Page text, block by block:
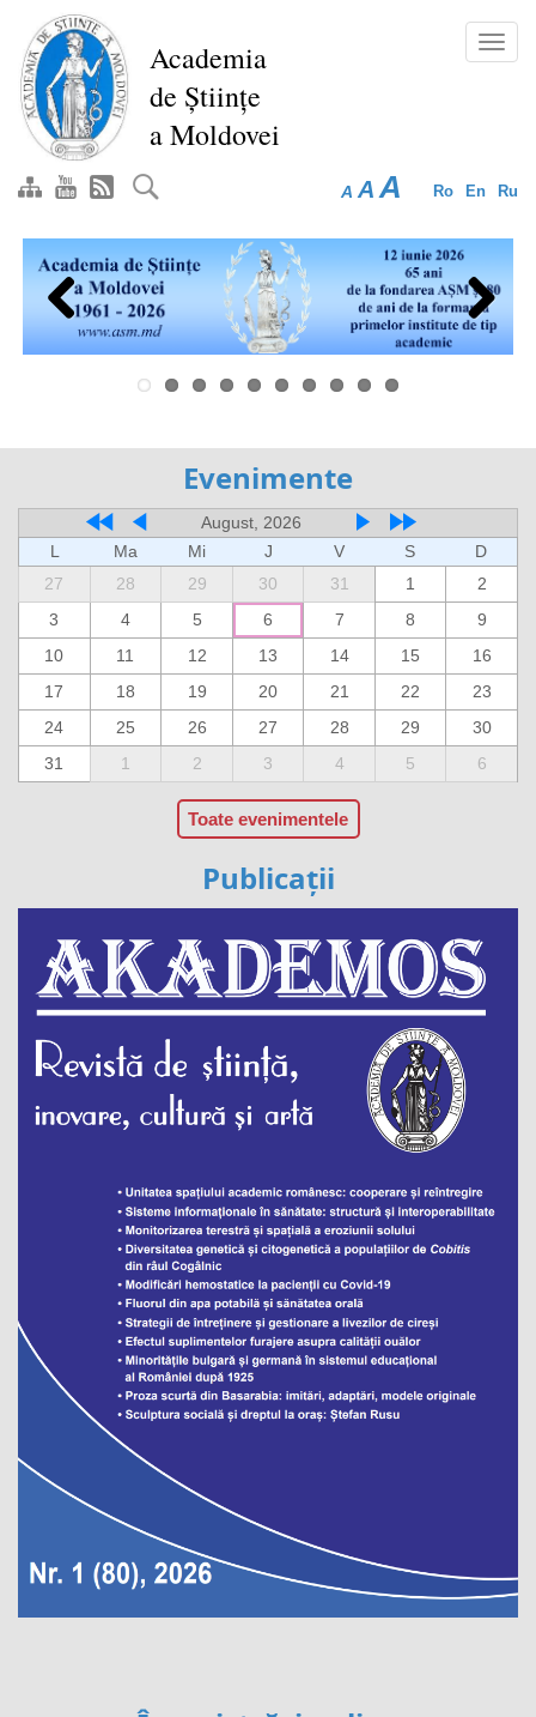
Перейти
основному
содержанию
Academia
de Științe
a Moldovei
Ro En Ru
A A A
Previous Next
Evenimente
August, 2026
L
Ma Mi J V S
D
27
28 29 30 31 1
2
3
4 5 6 7 8
9
10
11 12 13 14 15
16
17
18 19 20 21 22
23
24
25 26 27 28 29
30
31
1 2 3 4 5 6
Toate evenimentele
Publicații